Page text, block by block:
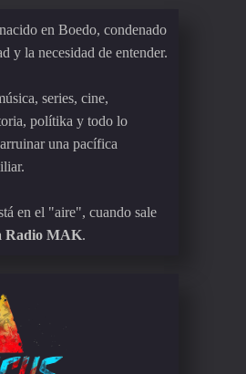
en Boedo, condenado
y la necesidad de entender.
series, cine,
polítika y todo lo
una pacífica
en el "aire", cuando sale
Radio MAK.